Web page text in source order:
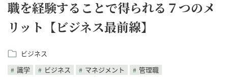
職を経験することで得られる７つのメ
リット【ビジネス最前線】
ビジネス
識学
ビジネス マネジメント 管理職